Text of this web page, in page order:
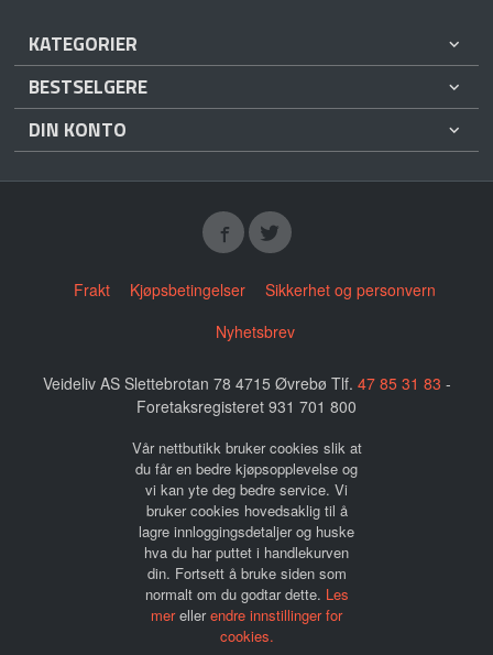
KATEGORIER
BESTSELGERE
DIN KONTO
Frakt Kjøpsbetingelser
Sikkerhet og personvern
Nyhetsbrev
Veideliv AS Slettebrotan 78 4715 Øvrebø Tlf. 47 85 31 83 -
Foretaksregisteret 931 701 800
Vår nettbutikk bruker cookies slik at
du får en bedre kjøpsopplevelse og
vi kan yte deg bedre service. Vi
bruker cookies hovedsaklig til å
lagre innloggingsdetaljer og huske
hva du har puttet i handlekurven
din. Fortsett å bruke siden som
normalt om du godtar dette. Les
merellerendre innstillinger for
cookies.